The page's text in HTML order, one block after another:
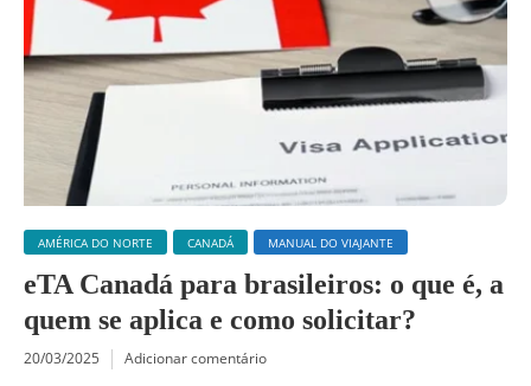
AMÉRICA DO NORTE CANADÁ MANUAL DO VIAJANTE
eTA Canadá para brasileiros: o que é, a
quem se aplica e como solicitar?
20/03/2025 Adicionar comentário